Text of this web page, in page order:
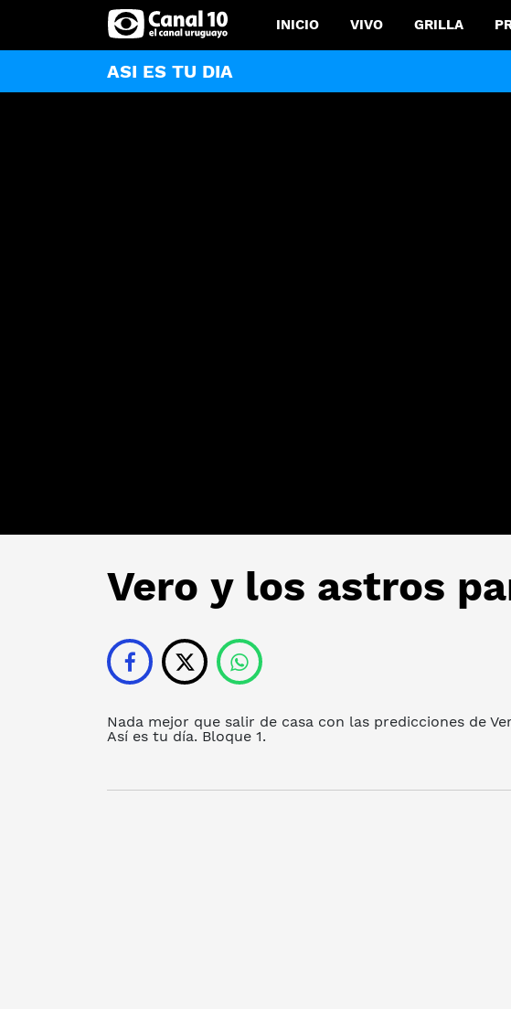
INICIO VIVO GRILLA
ASI ES TU DIA
Vero y los astros
Nada mejor que salir de casa con las predicciones de
Así es tu día. Bloque 1.